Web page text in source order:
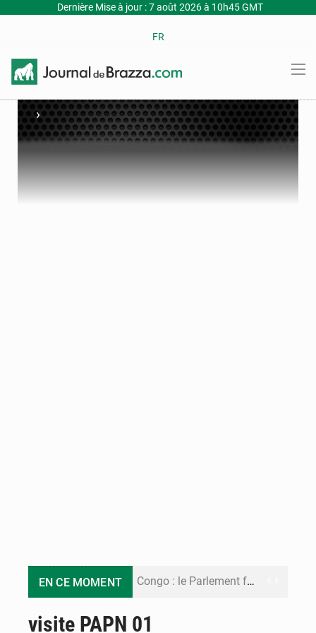
Dernière Mise à jour : 7 août 2026 à 10h45 GMT
FR
›
EN CE MOMENT Congo : le Parlement formule 28 recommandations sur le Cadre budgétaire 2027-2029
visite PAPN 01